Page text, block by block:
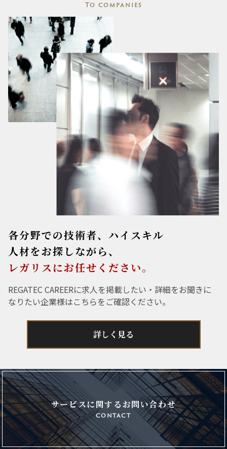
To companies
各分野での技術者、ハイスキル
人材をお探しながら、
レガリスにお任せください。
REGATEC CAREERに求人を掲載したい・詳細をお聞きに
なりたい企業様はこちらをご確認ください。
詳しく見る
サービスに関するお問い合わせ
contact